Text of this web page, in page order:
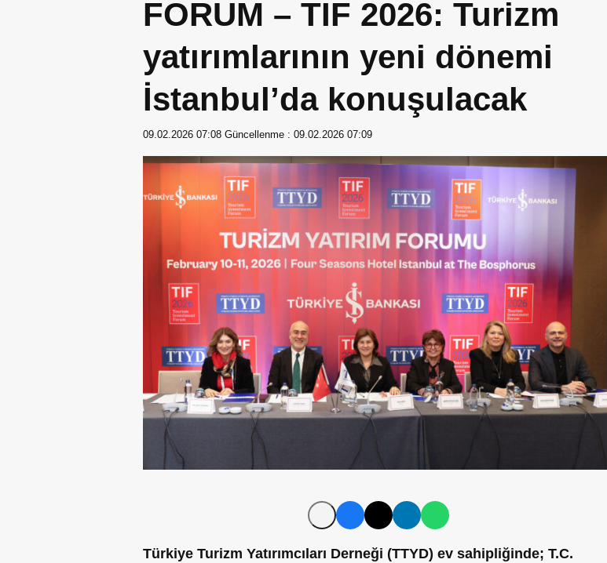
FORUM – TIF 2026: Turizm
yatırımlarının yeni dönemi
İstanbul’da konuşulacak
09.02.2026 07:08 Güncellenme : 09.02.2026 07:09
Türkiye Turizm Yatırımcıları Derneği (TTYD) ev sahipliğinde; T.C.